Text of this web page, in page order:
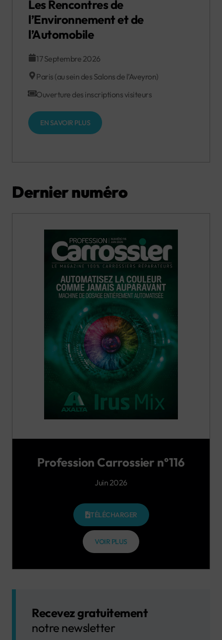
Les Rencontres de
l’Environnement et de
l’Automobile
17 Septembre 2026
Paris (au sein des Salons de l’Aveyron)
Ouverture des inscriptions visiteurs
EN SAVOIR PLUS
Dernier numéro
Profession Carrossier n°116
Juin 2026
TÉLÉCHARGER
VOIR PLUS
Recevez gratuitement
notre newsletter